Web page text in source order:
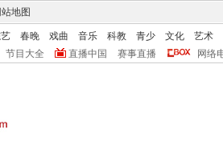
站地图
春晚 戏曲 音乐 科教 青少 文化
艺术
节目大全 直播中国 赛事直播 网络